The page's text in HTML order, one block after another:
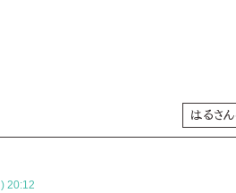
はるさ
20:12